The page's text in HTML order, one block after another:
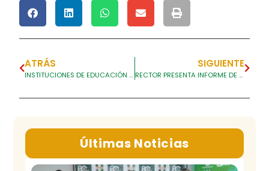
ATRÁS
INSTITUCIONES DE EDUCACIÓN SUPERIOR EXPLORARÁN LATINOAMÉRICA EN ESTE 2021
SIGUIENTE
RECTOR PRESENTA INFORME DE GESTIÓN EN EL CONCEJO DE CARTAGENA.
Últimas Noticias